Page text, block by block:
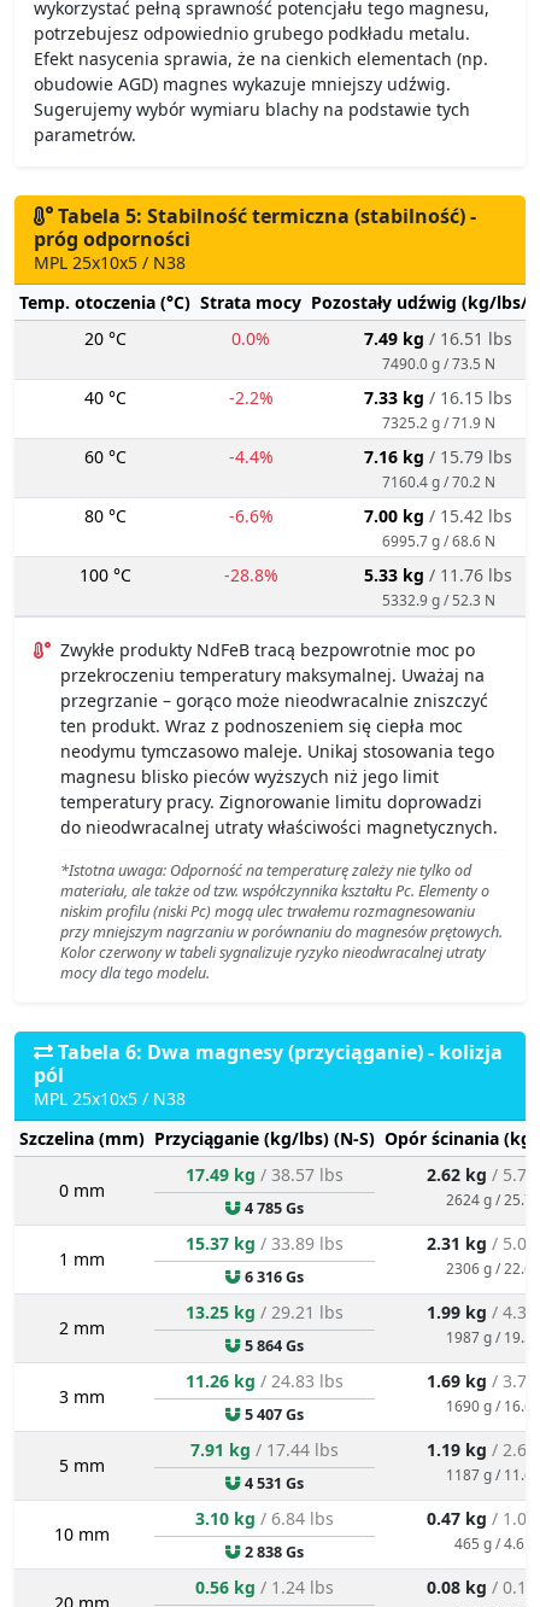
wykorzystać pełną sprawność potencjału tego magnesu,
potrzebujesz odpowiednio grubego podkładu metalu.
Efekt nasycenia sprawia, że na cienkich elementach (np.
obudowie AGD) magnes wykazuje mniejszy udźwig.
Sugerujemy wybór wymiaru blachy na podstawie tych
parametrów.
Tabela 5: Stabilność termiczna (stabilność) -
próg odporności
MPL 25x10x5 / N38
Temp. otoczenia (°C) Strata mocy Pozostały udźwig (kg/lbs/
20 °C
0.0% 7.49 kg / 16.51 lbs
7490.0 g / 73.5 N
40 °C -2.2% 7.33 kg / 16.15 lbs
7325.2 g / 71.9 N
60 °C -4.4% 7.16 kg / 15.79 lbs
7160.4 g / 70.2 N
80 °C -6.6% 7.00 kg / 15.42 lbs
6995.7 g / 68.6 N
100 °C -28.8% 5.33 kg / 11.76 lbs
5332.9 g / 52.3 N
Zwykłe produkty NdFeB tracą bezpowrotnie moc po
przekroczeniu temperatury maksymalnej. Uważaj na
przegrzanie – gorąco może nieodwracalnie zniszczyć
ten produkt. Wraz z podnoszeniem się ciepła moc
neodymu tymczasowo maleje. Unikaj stosowania tego
magnesu blisko pieców wyższych niż jego limit
temperatury pracy. Zignorowanie limitu doprowadzi
do nieodwracalnej utraty właściwości magnetycznych.
*Istotna uwaga: Odporność na temperaturę zależy nie tylko od
materiału, ale także od tzw. współczynnika kształtu Pc. Elementy o
niskim profilu (niski Pc) mogą ulec trwałemu rozmagnesowaniu
przy mniejszym nagrzaniu w porównaniu do magnesów prętowych.
Kolor czerwony w tabeli sygnalizuje ryzyko nieodwracalnej utraty
mocy dla tego modelu.
Tabela 6: Dwa magnesy (przyciąganie) - kolizja
pól
MPL 25x10x5 / N38
Szczelina (mm) Przyciąganie (kg/lbs) (N-S) Opór ścinania
0 mm
17.49 kg / 38.57 lbs
4 785 Gs
2.62 kg /
2624 g / 25.7
1 mm
15.37 kg / 33.89 lbs
6 316 Gs
2.31 kg /
2306 g / 22.6
2 mm
13.25 kg / 29.21 lbs
5 864 Gs
1.99 kg /
1987 g / 19.5
3 mm
11.26 kg / 24.83 lbs
5 407 Gs
1.69 kg /
1690 g / 16.6
5 mm
7.91 kg / 17.44 lbs
4 531 Gs
1.19 kg /
1187 g / 11.6
10 mm
3.10 kg / 6.84 lbs
2 838 Gs
0.47 kg /
465 g / 4.6 N
20 mm
0.56 kg / 1.24 lbs 0.08 kg /